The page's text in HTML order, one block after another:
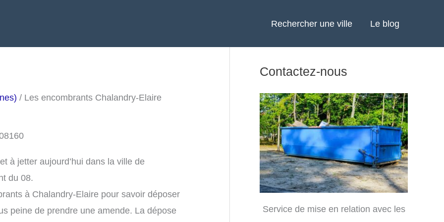
Rechercher une ville Le blog
/ Les encombrants Chalandry-Elaire
à jetter aujourd’hui dans la ville de
du 08.
à Chalandry-Elaire pour savoir déposer
peine de prendre une amende. La dépose
Contactez-nous
Service de mise en relation avec les